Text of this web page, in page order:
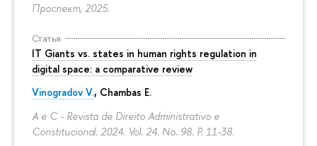
Проспект, 2025.
Статья
IT Giants vs. states in human rights regulation in
digital space: a comparative review
Vinogradov V., Chambas E.
A e C - Revista de Direito Administrativo e
Constitucional. 2024. Vol. 24. No. 98. P. 11-38.